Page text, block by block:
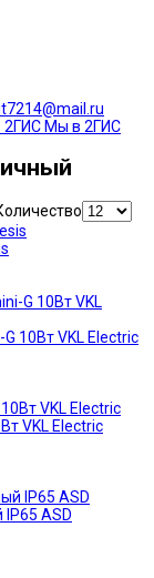
Мы в 2ГИС
10Вт VKL Electric
VKL Electric
ASD